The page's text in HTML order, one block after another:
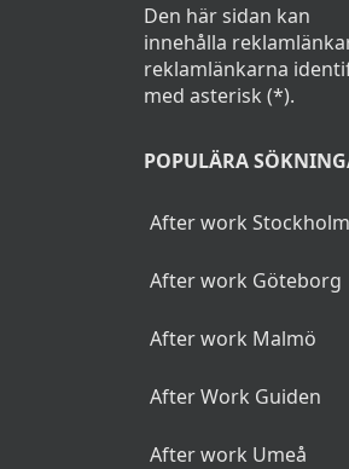
Den här sidan kan
innehålla
reklamlänkarna
med asterisk (*).
POPULÄRA
After work Stockholm
After work Göteborg
After work Malmö
After Work Guiden
After work Umeå